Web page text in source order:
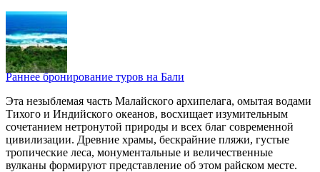
Раннее бронирование туров на Бали
Эта незыблемая часть Малайского архипелага, омытая водами
Тихого и Индийского океанов, восхищает изумительным
сочетанием нетронутой природы и всех благ современной
цивилизации. Древние храмы, бескрайние пляжи, густые
тропические леса, монументальные и величественные
вулканы формируют представление об этом райском месте.